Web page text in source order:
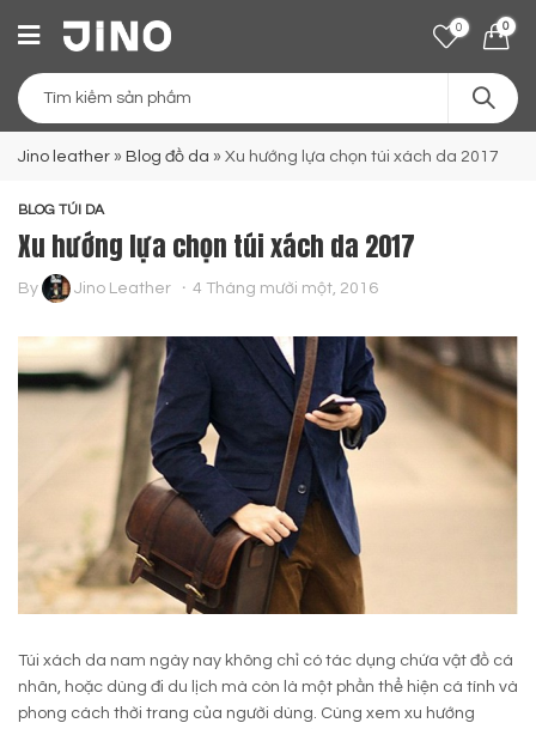
0 0
Jino leather » Blog đồ da » Xu hướng lựa chọn túi xách da 2017
BLOG TÚI DA
Xu hướng lựa chọn túi xách da 2017
By Jino Leather 4 Tháng mười một, 2016
Túi xách da nam ngày nay không chỉ có tác dụng chứa vật đồ cá
nhân, hoặc dùng đi du lịch mà còn là một phần thể hiện cá tính và
phong cách thời trang của người dùng. Cùng xem xu hướng